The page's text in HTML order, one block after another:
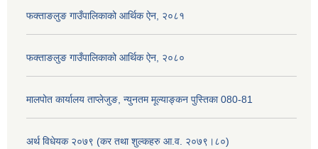
फक्ताङलुङ गाउँपालिकाको आर्थिक ऐन, २०८१
फक्ताङलुङ गाउँपालिकाको आर्थिक ऐन, २०८०
मालपोत कार्यालय ताप्लेजुङ, न्युनतम मूल्याङ्कन पुस्तिका 080-81
अर्थ विधेयक २०७९ (कर तथा शुल्कहरु आ.व. २०७९।८०)